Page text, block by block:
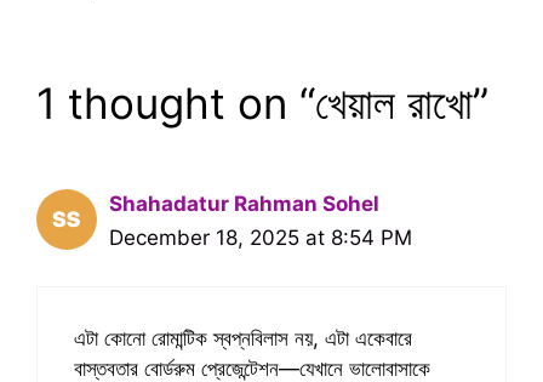
1 thought on “খেয়াল রাখো”
Shahadatur Rahman Sohel
December 18, 2025 at 8:54 PM
এটা কোনো রোমান্টিক স্বপ্নবিলাস নয়, এটা একেবারে
বাস্তবতার বোর্ডরুম প্রেজেন্টেশন—যেখানে ভালোবাসাকে